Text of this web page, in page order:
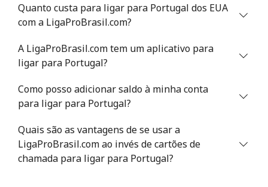
Philippines
Telefone
fixo
⁦29.5¢⁩ 16 min por ⁦$5⁩
Celular ⁦19.5¢⁩ 25 min por ⁦$5⁩
Telefone
fixo
⁦1.5¢⁩
333 min por
⁦$5⁩
Quanto custa para ligar para Portugal dos EUA
com a LigaProBrasil.com?
A LigaProBrasil.com tem um aplicativo para
ligar para Portugal?
Como posso adicionar saldo à minha conta
para ligar para Portugal?
Quais são as vantagens de se usar a
LigaProBrasil.com ao invés de cartões de
chamada para ligar para Portugal?